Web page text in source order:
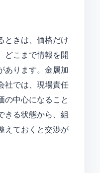
ときは、価格だけ
どこまで情報を開
あります。金属加
社では、現場責任
の中心になること
きる状態から、組
えておくと交渉が